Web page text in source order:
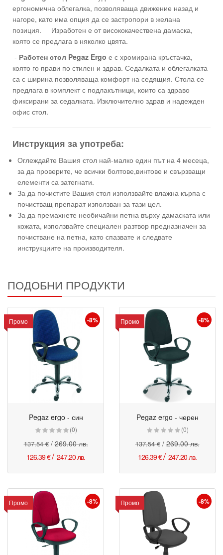
ергономична облегалка, позволяваща движение назад и
нагоре, като има опция да се застропори в желана
позиция. Изработен е от висококачествена дамаска,
която се предлага в няколко цвята.
- Работен стол Pegaz Ergo е с хромирана кръстачка,
която го прави по стилен и здрав. Седалката и облегалката
са с ширина позволяваща комфорт на седящия. Стола се
предлага в комплект с подлакътници, които са здраво
фиксирани за седалката. Изключително здрав и надежден
офис стол.
Инструкция за употреба:
Оглеждайте Вашия стол най-малко един път на 4 месеца,
за да проверите, че всички болтове,винтове и свързващи
елементи са затегнати.
За да почистите Вашия стол използвайте влажна кърпа с
почистващ препарат използван за тази цел.
За да премахнете необичайни петна върху дамаската или
кожата, използвайте специален разтвор предназначен за
почистване на петна, като спазвате и следвате
инструкциите на производителя.
ПОДОБНИ ПРОДУКТИ
Промо -8%
Pegaz ergo - син
(0)
137.54 €/269.00 лв.
126.39 €/ 247.20 лв.
Промо
Промо
-8%
Pegaz ergo - черен
(0)
137.54 €/269.00 лв.
126.39 €/ 247.20 лв.
Промо -8% Промо -8%